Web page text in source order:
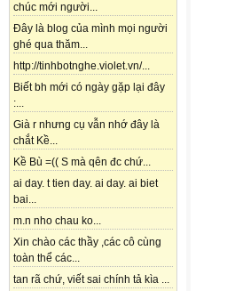
chúc mới người...
Đây là blog của mình mọi người
ghé qua thăm...
http://tinhbotnghe.violet.vn/...
Biết bh mới có ngày gặp lại đây
:...
Già r nhưng cụ vẫn nhớ đây là
chắt Kề...
Kề Bù =(( S mà qên đc chứ...
ai day. t tien day. ai day. ai biet
bai...
m.n nho chau ko...
Xin chào các thầy ,các cô cùng
toàn thể các...
tan rã chứ, viết sai chính tả kìa ...